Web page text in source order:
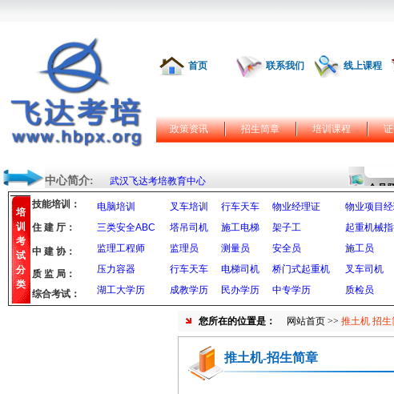
首页 联系我们 线上课程
政策资讯 招生简章 培训课程
中心简介: 武汉飞达考培教育中心
培
训
考
试
分
类
技能培训： 电脑培训 叉车培训 行车天车 物业经理证 物业项目
三类安全ABC
塔吊司机 施工电梯 架子工 起重机械
监理工程师
监理员 测量员 安全员 施工员
压力容器
行车天车 电梯司机 桥门式起重机 叉车司机
湖工大学历
成教学历 民办学历 中专学历 质检员
住 建 厅：
中 建 协：
质 监 局：
综合考试：
您所在的位置是： 网站首页 >> 推土机 招生
推土机-招生简章